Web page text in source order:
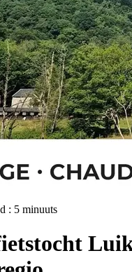
: 5 minuuts